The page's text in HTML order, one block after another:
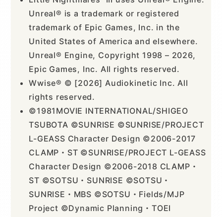
Unreal® is a trademark or registered
trademark of Epic Games, Inc. in the
United States of America and elsewhere.
Unreal® Engine, Copyright 1998 – 2026,
Epic Games, Inc. All rights reserved.
Wwise® © [2026] Audiokinetic Inc. All
rights reserved.
©1981MOVIE INTERNATIONAL/SHIGEO
TSUBOTA ©SUNRISE ©SUNRISE/PROJECT
L-GEASS Character Design ©2006-2017
CLAMP・ST ©SUNRISE/PROJECT L-GEASS
Character Design ©2006-2018 CLAMP・
ST ©SOTSU・SUNRISE ©SOTSU・
SUNRISE・MBS ©SOTSU・Fields/MJP
Project ©Dynamic Planning・TOEI